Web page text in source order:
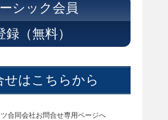
シック会員
録（無料）
せはこちらから
合同会社お問合せ専用ページへ